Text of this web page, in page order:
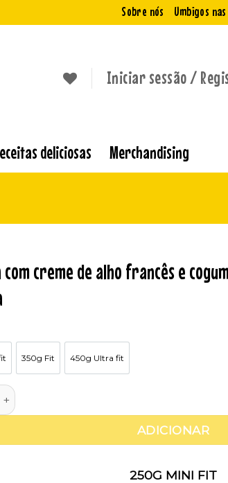
Sobre nós Umbigos
Iniciar sessão /
deliciosas Merchandising
com creme de alho francês e
Mini fit
350g Fit350g Fit450g Ultra fit450g Ultra fit
de Pescada com creme de alho
ADICIONAR
250G MINI FIT